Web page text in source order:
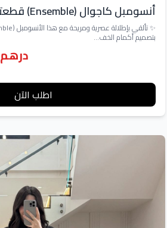
أنسومبل كاجوال (Ensemble) قطعتين بأكمام واسعة
بتصميم أكمام الخف...
درهم 279.00
اطلب الآن